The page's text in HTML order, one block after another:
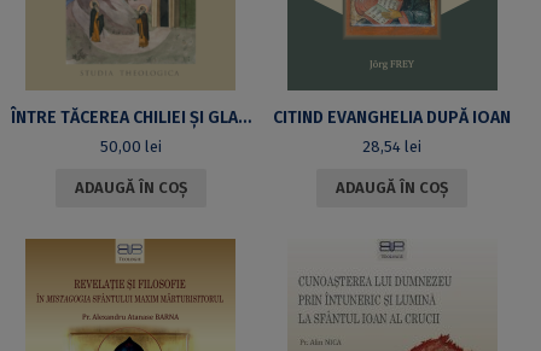
ÎNTRE TĂCEREA CHILIEI ȘI GLASUL CETĂȚII. TRADIȚIE ȘI ÎNNOIRE DUHOVNICEASCĂ ÎN VREMEA SFINȚILOR NIL SORSKI ȘI IOSIF DE VOLOKOLAMSK
50,00 lei
ADAUGĂ ÎN COȘ
CITIND EVANGHELIA DUPĂ IOAN
28,54lei
ADAUGĂ ÎN COȘ